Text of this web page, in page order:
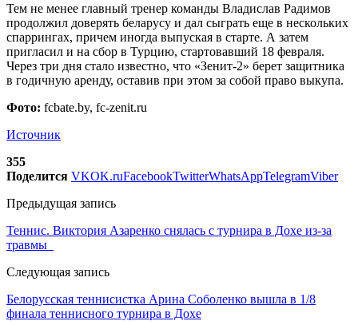
Тем не менее главный тренер команды Владислав Радимов
продолжил доверять беларусу и дал сыграть еще в нескольких
спаррингах, причем иногда выпуская в старте. А затем
пригласил и на сбор в Турцию, стартовавший 18 февраля.
Через три дня стало известно, что «Зенит-2» берет защитника
в годичную аренду, оставив при этом за собой право выкупа.
Фото: fcbate.by, fc-zenit.ru
Источник
355
Поделится VKOK.ruFacebookTwitterWhatsAppTelegramViber
Предыдущая запись
Теннис. Виктория Азаренко снялась с турнира в Дохе из-за
травмы
Следующая запись
Белорусская теннисистка Арина Соболенко вышла в 1/8
финала теннисного турнира в Дохе